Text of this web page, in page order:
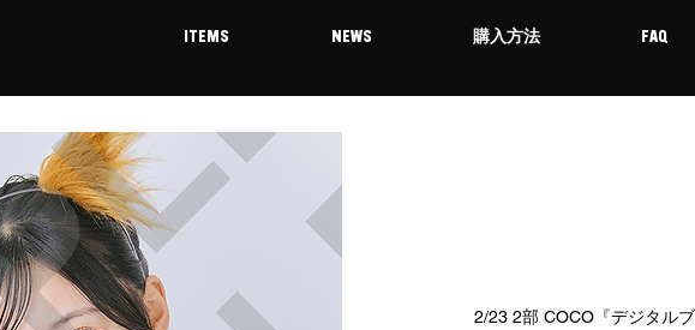
ITEMS NEWS 購入方法 FAQ
2/23 2部 COCO『デジタル